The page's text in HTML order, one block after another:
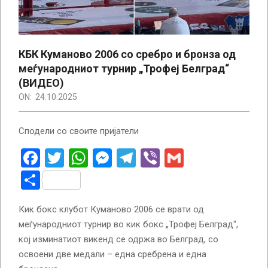
КБК Куманово 2006 со сребро и бронза од
меѓународниот турнир „Трофеј Белград“
(ВИДЕО)
ON: 24.10.2025
Сподели со своите пријатели
Facebook
Twitter
WhatsApp
Messenger
Telegram
Viber
Share
Кик бокс клубот Куманово 2006 се врати од
меѓународниот турнир во кик бокс „Трофеј Белград“,
кој изминатиот викенд се одржа во Белград, со
освоени две медали – една сребрена и една